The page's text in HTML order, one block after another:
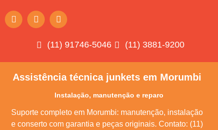
(11) 91746-5046 (11) 3881-9200
Assistência técnica junkets em Morumbi
Instalação, manutenção e reparo
Suporte completo em Morumbi: manutenção, instalação
e conserto com garantia e peças originais. Contato: (11)